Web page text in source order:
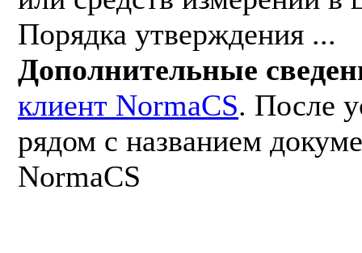
Порядка утверждения ...
Дополнительные
клиент NormaCS. После
рядом с названием
NormaCS